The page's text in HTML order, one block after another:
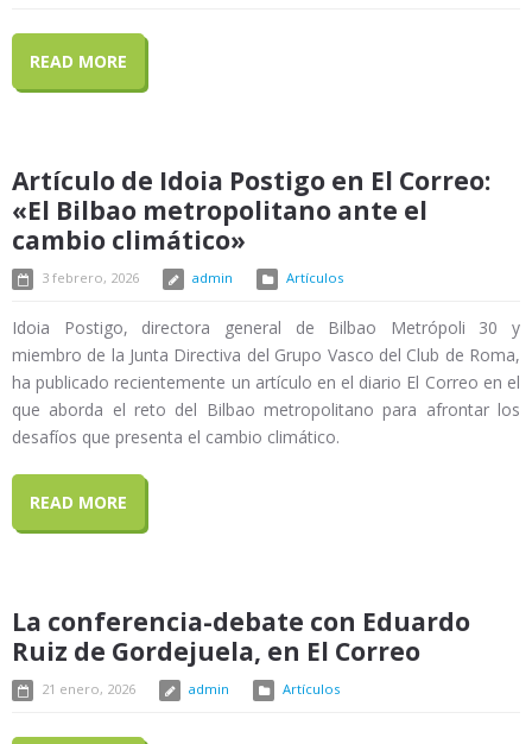
READ MORE
Artículo de Idoia Postigo en El Correo:
«El Bilbao metropolitano ante el
cambio climático»
3 febrero, 2026 admin Artículos
Idoia Postigo, directora general de Bilbao Metrópoli 30 y
miembro de la Junta Directiva del Grupo Vasco del Club de Roma,
ha publicado recientemente un artículo en el diario El Correo en el
que aborda el reto del Bilbao metropolitano para afrontar los
desafíos que presenta el cambio climático.
READ MORE
La conferencia-debate con Eduardo
Ruiz de Gordejuela, en El Correo
21 enero, 2026 admin Artículos